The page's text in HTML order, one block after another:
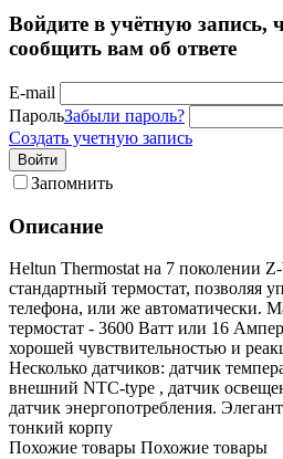
Войдите в учётную
сообщить вам об ответе
E-mail
ПарольЗабыли пароль?
Создать учетную запись
Войти
Запомнить
Описание
Heltun Thermostat на 7 поколении
стандартный термостат, позволяя
телефона, или же автоматически.
термостат - 3600 Ватт или 16
хорошей чувствительностью и
Несколько датчиков: датчик
внешний NTC-type , датчик
датчик энергопотребления.
тонкий корпу
Похожие товары Похожие товары